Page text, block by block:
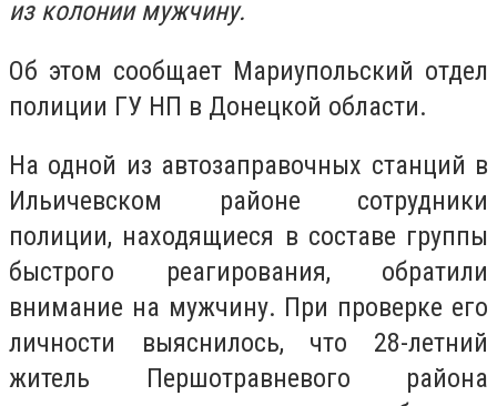
из колонии мужчину.
Об этом сообщает Мариупольский отдел
полиции ГУ НП в Донецкой области.
На одной из автозаправочных станций в
Ильичевском районе сотрудники
полиции, находящиеся в составе группы
быстрого реагирования, обратили
внимание на мужчину. При проверке его
личности выяснилось, что 28-летний
житель Першотравневого района